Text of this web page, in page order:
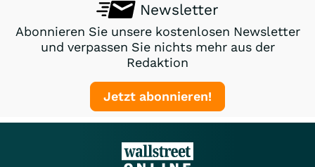
Newsletter
Abonnieren Sie unsere kostenlosen Newsletter
und verpassen Sie nichts mehr aus der
Redaktion
Jetzt abonnieren!